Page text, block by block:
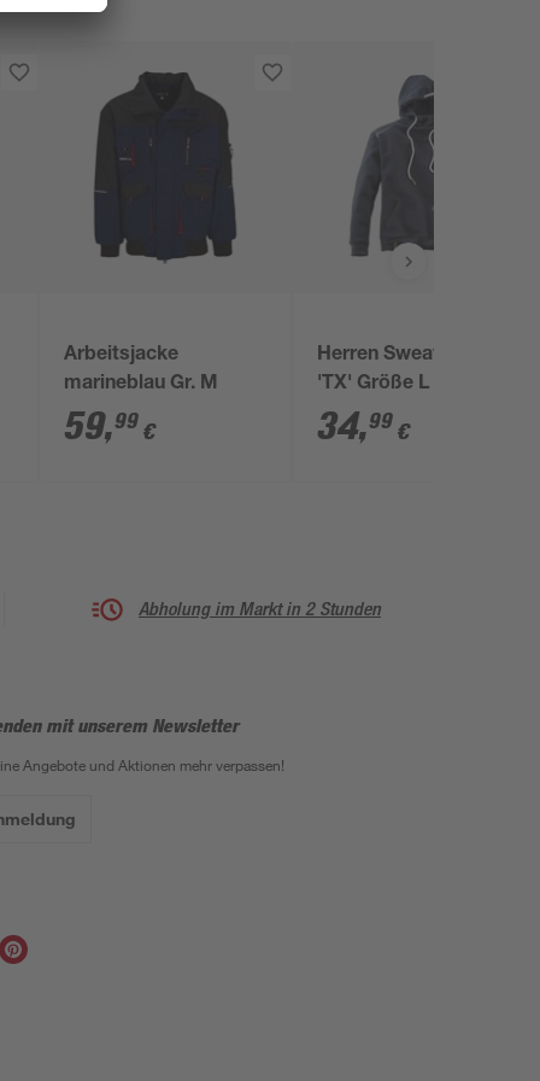
Arbeitsjacke
marineblau Gr. M
59,99 €
Herren Sweathoody
'TX' Größe L schwarz
34,99 €
Abholung im Markt in 2 Stunden
mit unserem Newsletter
Angebote und Aktionen mehr verpassen!